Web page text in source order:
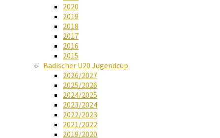
2020
2019
2018
2017
2016
2015
Badischer U20 Jugendcup
2026/2027
2025/2026
2024/2025
2023/2024
2022/2023
2021/2022
2019/2020